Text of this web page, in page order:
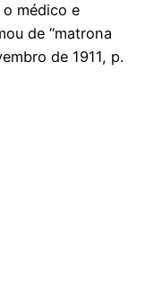
o médico e
de “matrona
de 1911, p.